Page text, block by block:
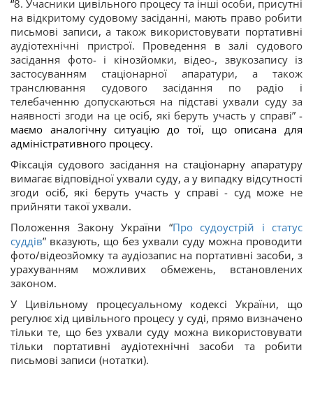
“8. Учасники цивільного процесу та інші особи, присутні
на відкритому судовому засіданні, мають право робити
письмові записи, а також використовувати портативні
аудіотехнічні пристрої. Проведення в залі судового
засідання фото- і кінозйомки, відео-, звукозапису із
застосуванням стаціонарної апаратури, а також
транслювання судового засідання по радіо і
телебаченню допускаються на підставі ухвали суду за
наявності згоди на це осіб, які беруть участь у справі”-
маємо аналогічну ситуацію до тої, що описана для
адміністративного процесу.
Фіксація судового засідання на стаціонарну апаратуру
вимагає відповідної ухвали суду, а у випадку відсутності
згоди осіб, які беруть участь у справі - суд може не
прийняти такої ухвали.
Положення Закону України “Про судоустрій і статус
суддів” вказують, що без ухвали суду можна проводити
фото/відеозйомку та аудіозапис на портативні засоби, з
урахуванням можливих обмежень, встановлених
законом.
У Цивільному процесуальному кодексі України, що
регулює хід цивільного процесу у суді, прямо визначено
тільки те, що без ухвали суду можна використовувати
тільки портативні аудіотехнічні засоби та робити
письмові записи (нотатки).